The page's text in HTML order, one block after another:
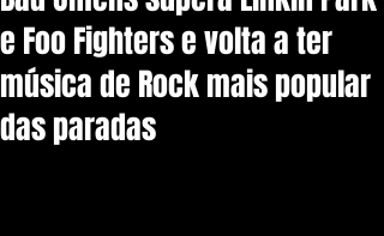
e Foo Fighters e volta a ter
música de Rock mais popular
das paradas